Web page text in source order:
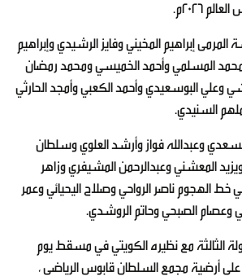
إبراهيم المخيني وفايز الرشيدي وإبراهيم
محمد المسلمي وأحمد الخميسي ومحمد رمضان
وعلي البوسعيدي وأحمد الكعبي وأمجد الحارثي
السنيدي.
وعبدالله فواز وأرشد العلوي وسلطان
المعشني وعبدالرحمن المشيفري وزاهر
خط الهجوم ناصر الرواحي وصلاح اليحيائي وعمر
وعصام الصبحي وحاتم الروشدي.
الثالثة مع نظيره الكويتي في مسقط يوم
المقبل على أرضية مجمع السلطان قابوس الرياضي ،